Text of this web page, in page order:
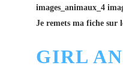
images_animaux_4
Je remets ma fiche sur
GIRL